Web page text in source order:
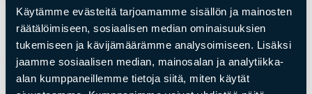
Käytämme evästeitä tarjoamamme sisällön ja mainosten
räätälöimiseen, sosiaalisen median ominaisuuksien
tukemiseen ja kävijämäärämme analysoimiseen. Lisäksi
jaamme sosiaalisen median, mainosalan ja analytiikka-
alan kumppaneillemme tietoja siitä, miten käytät
Tiilityökalu
Esitteet
Verkkokauppa
Paino:
Tek­ni­set tie­dot
Lisätiedot